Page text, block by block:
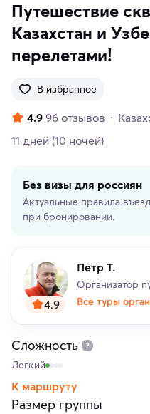
Путешествие
Казахстан и
перелетами!
В избранное
4.9 96 отзывов
11 дней (10 ночей)
Без визы для россиян
Актуальные правила
при бронировании.
4.9
Петр Т.
Организатор
Все туры
Сложность
Легкий
К маршруту
Размер группы